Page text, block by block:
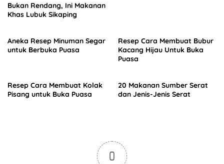
Bukan Rendang, Ini Makanan
Khas Lubuk Sikaping
Aneka Resep Minuman Segar
untuk Berbuka Puasa
Resep Cara Membuat Bubur
Kacang Hijau Untuk Buka
Puasa
Resep Cara Membuat Kolak
Pisang untuk Buka Puasa
20 Makanan Sumber Serat
dan Jenis-Jenis Serat
0